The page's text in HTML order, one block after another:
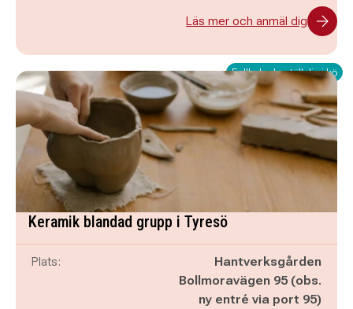
Läs mer och anmäl dig
Fullbokad - ställ dig i kö
Keramik blandad grupp i Tyresö
Plats:
Hantverksgården
Bollmoravägen 95 (obs.
ny entré via port 95)